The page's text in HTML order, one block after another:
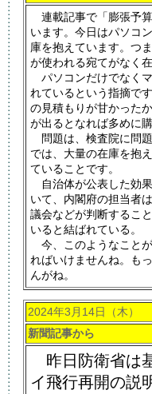
連載記事で「膨張予
います。今日はパソコ
庫を抱えています。つ
が使われる宛てがなく
パソコンだけでなく
れているという指摘で
の見積もりが甘かった
が出るとなれば多めに
問題は、検査院に問
では、大量の在庫を抱
ていることです。
自治体が公表した効
いて、内閣府の担当者
議会などが判断するこ
いると結ばれている。
今、このようなこと
ればいけませんね。も
んがね。
2024年3月14日（木）
新聞記事から
昨日防衛省は
イ飛行再開の説